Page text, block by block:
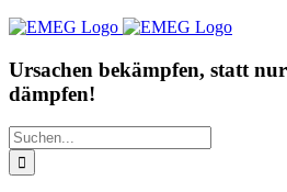
Ursachen bekämpfen, statt
dämpfen!
Suche
nach: